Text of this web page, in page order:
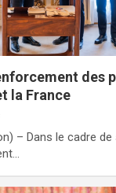
des
la France
– Dans le cadre de